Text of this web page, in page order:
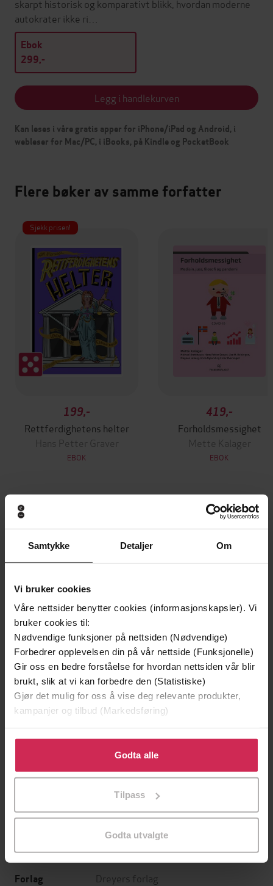
Samtykke Detaljer Om
Vi bruker cookies
Våre nettsider benytter cookies (informasjonskapsler). Vi
bruker cookies til:
Nødvendige funksjoner på nettsiden (Nødvendige)
Forbedrer opplevelsen din på vår nettside (Funksjonelle)
Gir oss en bedre forståelse for hvordan nettsiden vår blir
brukt, slik at vi kan forbedre den (Statistiske)
Gjør det mulig for oss å vise deg relevante produkter,
kampanjer og tilbud (Markedsføring)
Klikk på «Godta alle» for å gi oss ditt samtykke til å
bruke cookies for alle disse formålene. Du kan også
tilpasse ditt samtykke til spesifikke formål ved å klikke
Godta alle
Tilpass
Godta utvalgte
skarpt historisk og komparativt blikk, hvordan moderne
autokrater ikke ri…
Ebok
299,-
Legg i handlekurven
Kan leses i våre gratis apper for iPhone/iPad og Android, i
webleser for Mac/PC, i iBooks, på Kindle og PocketBook
Flere bøker av samme forfatter
Sjekk prisen!
199,-
Rettferdighetens helter
Hans Petter Graver
EBOK
419,-
Forholdsmessighet
Mette Kalager
EBOK
Andre har også kjøpt
129,-
Jo Nesbø
129,-
Jørn Lier Horst
Forfattere Hans Petter Graver(forfatter)
Forlag Dreyers forlag